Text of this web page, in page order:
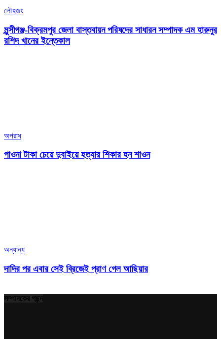
লৌহজং
মুন্সীগঞ্জ-বিক্রমপুর জেলা বাস্তবায়ন পরিষদের সাধারন সম্পাদক এম হারুনুর
রশিদ খানের ইন্তেকাল
অপরাধ
পাওনা টাকা চেয়ে দুবাইয়ে হত্যার শিকার হন শাওন
অন্যান্য
দাদির পর এবার সেই ব্রিজেই প্রাণ গেল আছিয়ার
সম্পাদকের পছন্দ